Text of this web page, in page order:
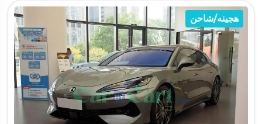
هجينه/شاحن